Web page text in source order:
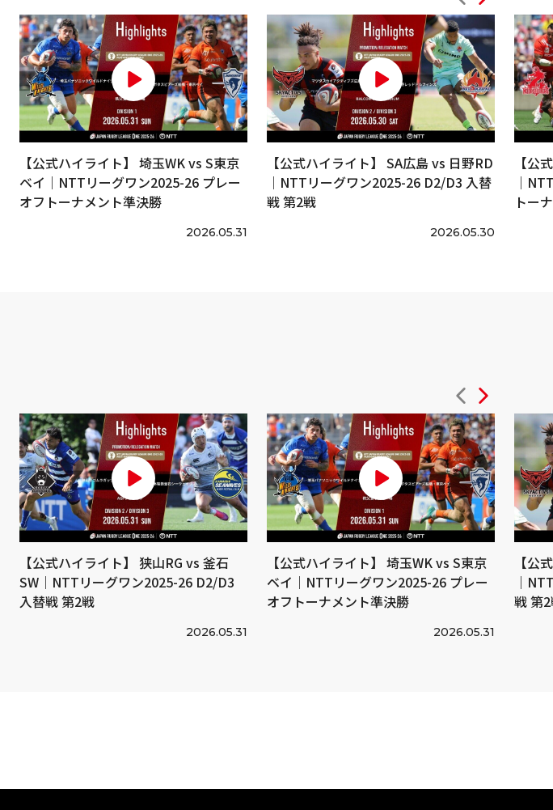
【公式ハイライト】 埼玉WK vs S東京
ベイ｜NTTリーグワン2025-26 プレー
オフトーナメント準決勝
2026.05.31
【公式ハイライト】 SA広島 vs 日野RD
｜NTTリーグワン2025-26 D2/D3 入替
戦 第2戦
2026.05.30
【公
｜
トー
【公式ハイライト】 狭山RG vs 釜石
SW｜NTTリーグワン2025-26 D2/D3
入替戦 第2戦
2026.05.31
【公式ハイライト】 埼玉WK vs S東京
ベイ｜NTTリーグワン2025-26 プレー
オフトーナメント準決勝
2026.05.31
【公
｜
戦 第